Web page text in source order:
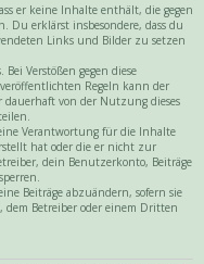
er keine Inhalte enthält, die gegen
Du erklärst insbesondere, dass du
Links und Bilder zu setzen
Verstößen gegen diese
Regeln kann der
dauerhaft von der Nutzung dieses
Verantwortung für die Inhalte
hat oder die er nicht zur
dein Benutzerkonto, Beiträge
Beiträge abzuändern, sofern sie
dem Betreiber oder einem Dritten